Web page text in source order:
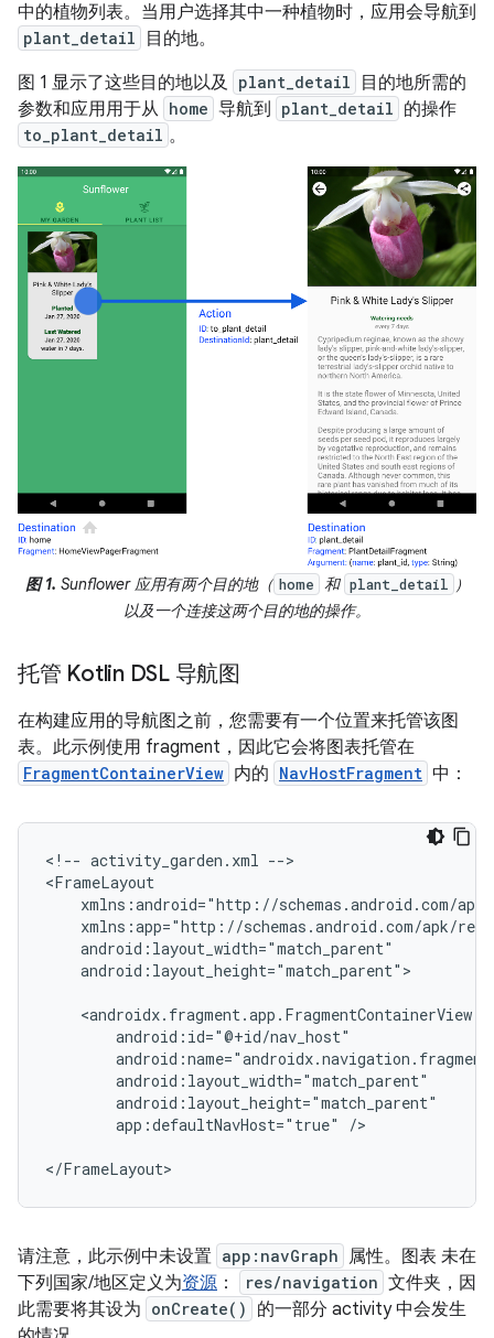
中的植物列表。当用户选择其中一种植物时，应用会导航到
plant_detail
目的地。
图 1 显示了这些目的地以及 plant_detail
目的地所需的
参数和应用用于从 home 导航到 plant_detail 的操作
to_plant_detail 。
图 1. Sunflower 应用有两个目的地（ home 和 plant_detail ）
以及一个连接这两个目的地的操作。
托管 Kotlin DSL 导航图
在构建应用的导航图之前，您需要有一个位置来托管该图
表。此示例使用 fragment，因此它会将图表托管在
FragmentContainerView 内的 NavHostFragment 中：
<!-- activity_garden.xml -->
android:layout_height="match_parent">
app:defaultNavHost="true"
/>
请注意，此示例中未设置 app:navGraph
属性。图表 未在
下列国家/地区定义为资源 ： res/navigation 文件夹，因
此需要将其设为 onCreate()
的一部分 activity 中会发生